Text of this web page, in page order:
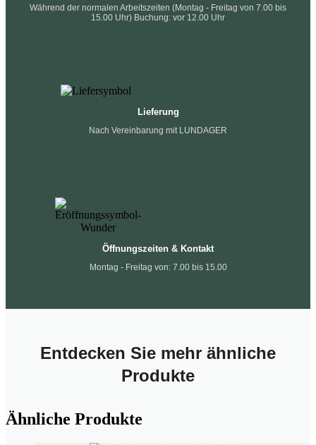
Während der normalen Arbeitszeiten (Montag - Freitag von 7.00 bis
15.00 Uhr) Buchung: vor 12.00 Uhr
Lieferung
Nach Vereinbarung mit LUNDAGER
Öffnungszeiten & Kontakt
Montag - Freitag von: 7.00 bis 15.00
Entdecken Sie mehr ähnliche
Produkte
Ähnliche Produkte